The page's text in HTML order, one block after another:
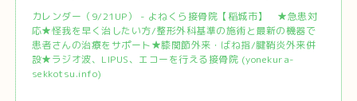
カレンダー（9/21UP） - よねくら接骨院【稲城市】 ★急患対
応★怪我を早く治したい方/整形外科基準の施術と最新の機器で
患者さんの治療をサポート★膝関節外来・ばね指/腱鞘炎外来併
設★ラジオ波、LIPUS、エコーを行える接骨院 (yonekura-
sekkotsu.info)